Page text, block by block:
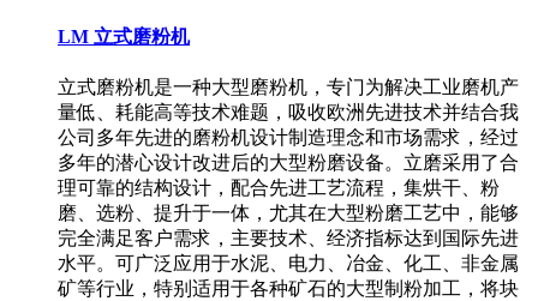
LM 立式磨粉机
立式磨粉机是一种大型磨粉机，专门为解决工业磨机产
量低、耗能高等技术难题，吸收欧洲先进技术并结合我
公司多年先进的磨粉机设计制造理念和市场需求，经过
多年的潜心设计改进后的大型粉磨设备。立磨采用了合
理可靠的结构设计，配合先进工艺流程，集烘干、粉
磨、选粉、提升于一体，尤其在大型粉磨工艺中，能够
完全满足客户需求，主要技术、经济指标达到国际先进
水平。可广泛应用于水泥、电力、冶金、化工、非金属
矿等行业，特别适用于各种矿石的大型制粉加工，将块